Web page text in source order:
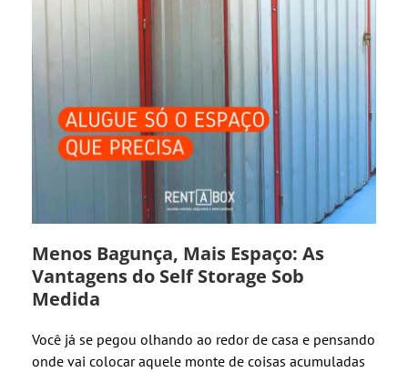
Menos Bagunça, Mais Espaço: As
Vantagens do Self Storage Sob
Medida
Você já se pegou olhando ao redor de casa e pensando
onde vai colocar aquele monte de coisas acumuladas